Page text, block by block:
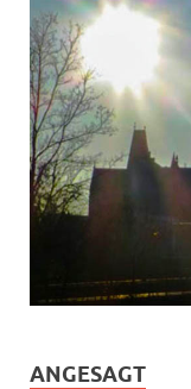
ANGESAGT